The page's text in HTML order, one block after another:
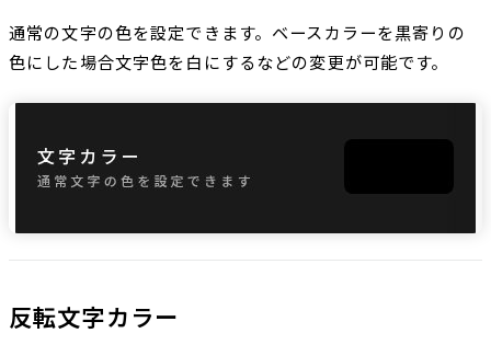
通常の文字の色を設定できます。ベースカラーを黒寄りの
色にした場合文字色を白にするなどの変更が可能です。
反転文字カラー